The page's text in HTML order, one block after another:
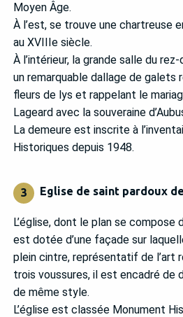
Moyen Âge.
À l’est, se trouve une chartreuse
au XVIIIe siècle.
À l’intérieur, la grande salle du
un remarquable dallage de galets
fleurs de lys et rappelant le
Lageard avec la souveraine
La demeure est inscrite à
Historiques depuis 1948.
3 Eglise de saint pardoux
L’église, dont le plan se compose
est dotée d’une façade sur
plein cintre, représentatif de l’art
trois voussures, il est encadré de
de même style.
L’église est classée Monument